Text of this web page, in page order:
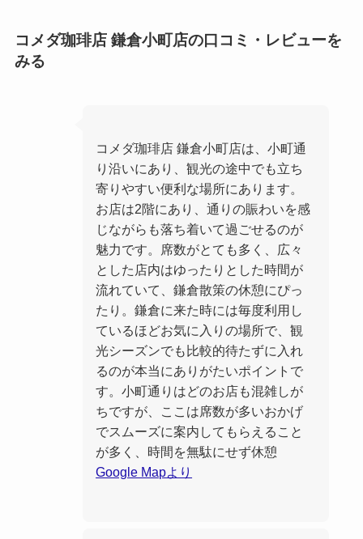
コメダ珈琲店 鎌倉小町店の口コミ・レビューを
みる
コメダ珈琲店 鎌倉小町店は、小町通
り沿いにあり、観光の途中でも立ち
寄りやすい便利な場所にあります。
お店は2階にあり、通りの賑わいを感
じながらも落ち着いて過ごせるのが
魅力です。席数がとても多く、広々
とした店内はゆったりとした時間が
流れていて、鎌倉散策の休憩にぴっ
たり。鎌倉に来た時には毎度利用し
ているほどお気に入りの場所で、観
光シーズンでも比較的待たずに入れ
るのが本当にありがたいポイントで
す。小町通りはどのお店も混雑しが
ちですが、ここは席数が多いおかげ
でスムーズに案内してもらえること
が多く、時間を無駄にせず休憩
Google Mapより